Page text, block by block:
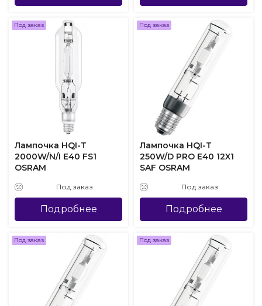
Под заказ
Лампочка HQI-T
2000W/N/I E40 FS1
OSRAM
Под заказ
Подробнее
Под заказ
Лампочка HQI-T
250W/D PRO E40 12X1
SAF OSRAM
Под заказ
Подробнее
Под заказ Под заказ